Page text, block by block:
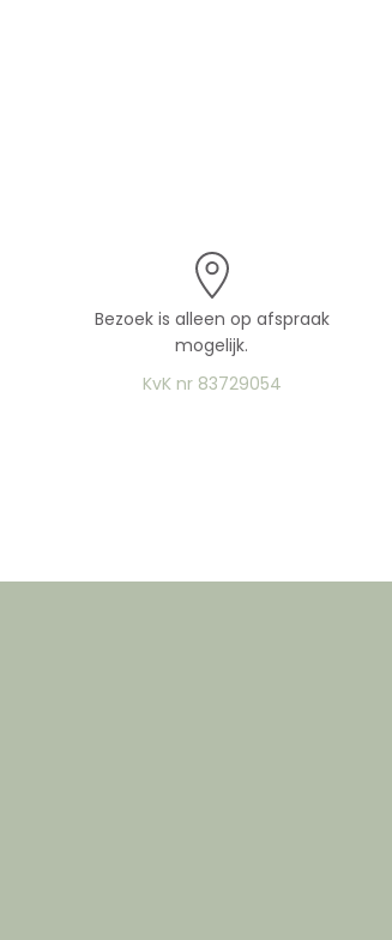
Bezoek is alleen op afspraak
mogelijk.
KvK nr 83729054